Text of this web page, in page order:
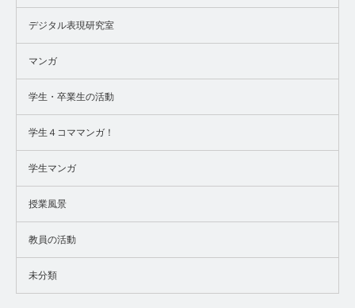
デジタル表現研究室
マンガ
学生・卒業生の活動
学生４コママンガ！
学生マンガ
授業風景
教員の活動
未分類